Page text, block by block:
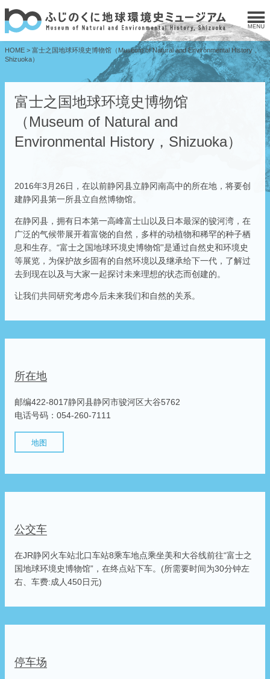
HOME > 富士之国地球环境史博物馆（Museum of Natural and Environmental History，
Shizuoka）
富士之国地球环境史博物馆
（Museum of Natural and
Environmental History，Shizuoka）
2016年3月26日，在以前静冈县立静冈南高中的所在地，将要创
建静冈县第一所县立自然博物馆。
在静冈县，拥有日本第一高峰富士山以及日本最深的骏河湾，在
广泛的气候带展开着富饶的自然，多样的动植物和稀罕的种子栖
息和生存。“富士之国地球环境史博物馆”是通过自然史和环境史
等展览，为保护故乡固有的自然环境以及继承给下一代，了解过
去到现在以及与大家一起探讨未来理想的状态而创建的。
让我们共同研究考虑今后未来我们和自然的关系。
所在地
邮编422-8017静冈县静冈市骏河区大谷5762
电话号码：054-260-7111
地图
公交车
在JR静冈火车站北口车站8乘车地点乘坐美和大谷线前往“富士之
国地球环境史博物馆”，在终点站下车。(所需要时间为30分钟左
右、车费:成人450日元)
停车场